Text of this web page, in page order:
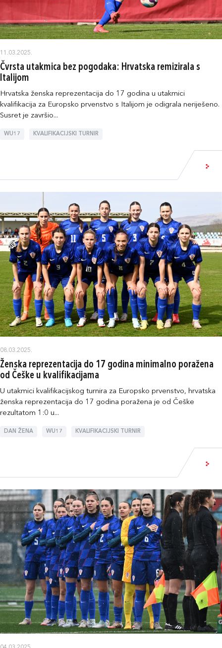
11.03.2025.
Čvrsta utakmica bez pogodaka: Hrvatska remizirala s
Italijom
Hrvatska ženska reprezentacija do 17 godina u utakmici
kvalifikacija za Europsko prvenstvo s Italijom je odigrala neriješeno.
Susret je završio...
WU17 KVALIFIKACIJSKI TURNIR
08.03.2025.
Ženska reprezentacija do 17 godina minimalno poražena
od Češke u kvalifikacijama
U utakmici kvalifikacijskog turnira za Europsko prvenstvo, hrvatska
ženska reprezentacija do 17 godina poražena je od Češke
rezultatom 1:0 u...
DAN ŽENA WU17 KVALIFIKACIJSKI TURNIR